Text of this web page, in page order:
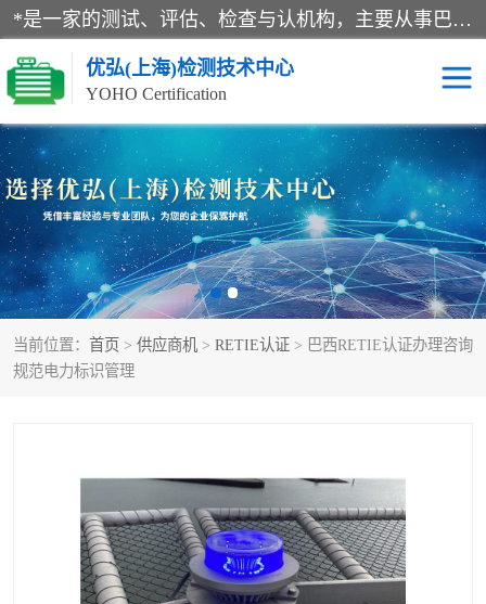
*是一家的测试、评估、检查与认机构，主要从事巴西NR10认证、NR12认证、NR13认证；ANATEL认证、INMTRO认证，欧盟CE认证：MD认证，PED认证，MID认证，ATEX认证，德国蓝色天使认证。
优弘(上海)检测技术中心
YOHO Certification
当前位置： 首页 > 供应商机 > RETIE认证 > 巴西RETIE认证办理咨询
规范电力标识管理
RECYCLASS认证 NR10认证
NR12认证 NR13认证
ART认证 巴西NR认证
巴西认证 RETIE认证